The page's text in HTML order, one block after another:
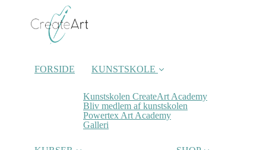
FORSIDE KUNSTSKOLE
Kunstskolen CreateArt Academy
Bliv medlem af kunstskolen
Powertex Art Academy
Galleri